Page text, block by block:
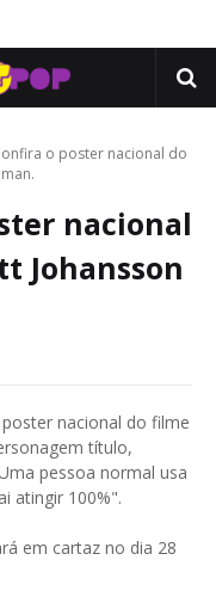
o poster nacional do
nacional
Johansson
nacional do filme
título,
pessoa normal usa
atingir 100%".
em cartaz no dia 28